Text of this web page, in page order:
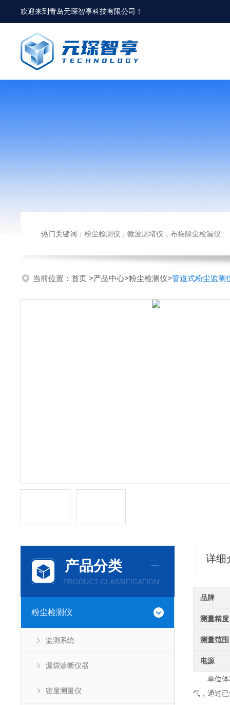
欢迎来到青岛元琛智享科技有限公司 ！
热门关键词： 粉尘检测仪，微波测堵仪，布袋除尘检漏仪
当前位置： 首页 >产品中心>粉尘检测仪>管道式粉尘监测
产品分类
PRODUCT CLASSIFICATION
粉尘检测仪
监测系统
漏袋诊断仪器
密度测量仪
详细
品牌
测量精度
测量范围
电源
单位体积
气，通过